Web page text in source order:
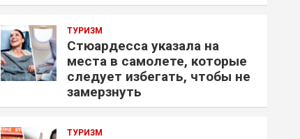
ТУРИЗМ
Стюардесса указала на
места в самолете, которые
следует избегать, чтобы не
замерзнуть
ТУРИЗМ